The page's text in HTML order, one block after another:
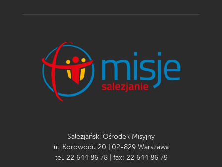
Salezjański Ośrodek Misyjny
ul. Korowodu 20 | 02-829 Warszawa
tel. 22 644 86 78 | fax: 22 644 86 79